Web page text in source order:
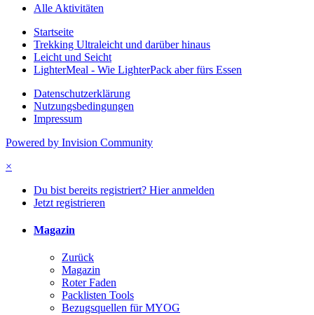
Alle Aktivitäten
Startseite
Trekking Ultraleicht und darüber hinaus
Leicht und Seicht
LighterMeal - Wie LighterPack aber fürs Essen
Datenschutzerklärung
Nutzungsbedingungen
Impressum
Powered by Invision Community
×
Du bist bereits registriert? Hier anmelden
Jetzt registrieren
Magazin
Zurück
Magazin
Roter Faden
Packlisten Tools
Bezugsquellen für MYOG